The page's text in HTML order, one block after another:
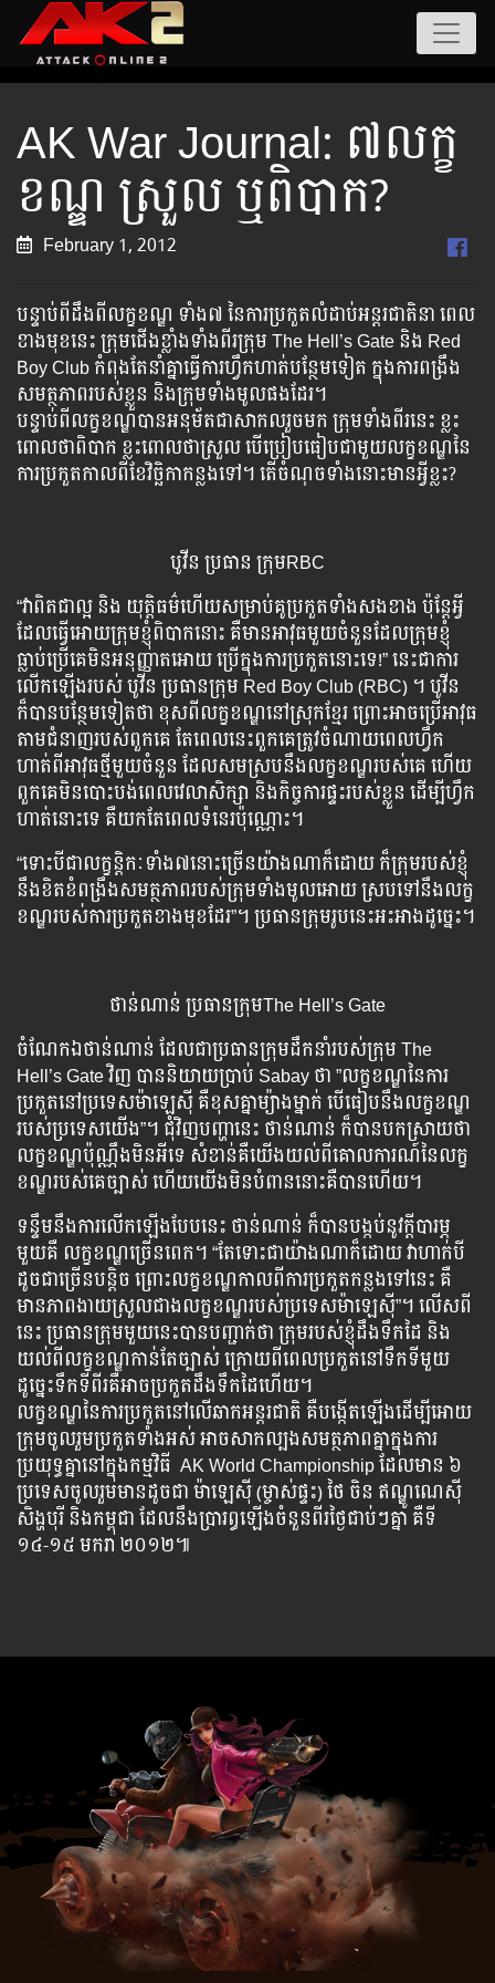
AK War Journal: ៧លក្ខ
ខណ្ឌ ស្រួល ឬ​ពិបាក?
February 1, 2012
បន្ទាប់​ពី​ដឹង​ពី​លក្ខខណ្ឌ ​ទាំង​៧ នៃ​ការ​ប្រកួត​លំដាប់​អន្តរជាតិ​នា​ ពេល​
ខាង​មុខ​នេះ ក្រុម​ជើង​ខ្លាំង​ទាំង​ពីរ​ក្រុម The Hell’s Gate និង Red
Boy Club កំពុង​តែ​នាំ​គ្នា​ធ្វើ​ការ​ហ្វឹក​ហាត់​បន្ថែម​ទៀត ក្នុង​ការ​ពង្រឹង​
សមត្ថភាព​របស់​ខ្លួន​ និង​ក្រុម​ទាំង​មូល​ផង​ដែរ។
បន្ទាប់​ពី​​លក្ខខណ្ឌ​បាន​អនុម័ត​ជាសាកល​​រួច​មក​ ក្រុម​ទាំង​ពីរ​នេះ ខ្លះ​
ពោល​ថា​ពិបាក ខ្លះ​ពោល​ថា​ស្រួល បើ​ប្រៀប​ធៀប​ជាមួយ​លក្ខខណ្ឌ​នៃ​
ការ​ប្រកួត​កាល​ពី​ខែ​វិច្ឆិកា​កន្លង​ទៅ។ តើ​ចំណុច​​ទាំង​នោះ​មាន​អ្វី​ខ្លះ?
បូវីន ប្រធាន ក្រុមRBC
“វា​ពិត​ជា​ល្អ​ និង យុត្តិធម៌​ហើយ​សម្រាប់​គូ​ប្រកួត​ទាំង​សងខាង ប៉ុន្តែ​អ្វី​
ដែល​ធ្វើ​អោយ​ក្រុម​ខ្ញុំ​ពិបាក​នោះ គឺ​មាន​អាវុធ​មួយ​ចំនួន​ដែល​ក្រុម​ខ្ញុំ​
ធ្លាប់​ប្រើ​គេ​មិន​អនុញ្ញាត​អោយ​ ប្រើ​ក្នុង​ការ​ប្រកួត​នោះ​ទេ!” នេះ​ជា​ការ​
លើក​ឡើង​របស់ បូវីន​ ​ប្រធាន​ក្រុម​ Red Boy Club (RBC) ។ បូវីន​
ក៏បាន​បន្ថែម​ទៀត​ថា ខុស​ពី​លក្ខខណ្ឌ​នៅ​ស្រុក​ខ្មែរ ព្រោះ​អាច​ប្រើ​អាវុធ​
តាម​ជំនាញ​របស់​ពួក​គេ តែ​ពេល​នេះ​ពួក​គេ​ត្រូវ​ចំណាយ​ពេល​ហ្វឹក​
ហាត់​ពី​អាវុធ​ថ្មី​មួយ​ចំនួន​ ដែល​សមស្រប​នឹង​លក្ខខណ្ឌ​របស់​គេ ហើយ​
ពួក​គេ​មិន​បោះ​បង់​ពេល​វេលា​សិក្សា​ និង​កិច្ចការ​ផ្ទះ​របស់​ខ្លួន​ ដើម្បី​ហ្វឹក​
ហាត់​នោះ​ទេ គឺ​យក​តែ​ពេល​ទំនេរ​ប៉ុណ្ណោះ។
“ទោះ​បី​ជា​លក្ខន្តិកៈ​ទាំង​៧​នោះ​ច្រើន​យ៉ាង​ណា​ក៏ដោយ ក៏​ក្រុម​របស់​ខ្ញុំ​
នឹង​ខិត​ខំ​ពង្រឹង​សមត្ថភាព​របស់​ក្រុម​ទាំង​មូល​អោយ​ ស្រប​ទៅ​នឹង​លក្ខ
ខណ្ឌ​របស់​ការ​ប្រកួត​ខាង​មុខ​ដែរ”។ ប្រធាន​ក្រុម​រូប​នេះអះអាង​ដូច្នេះ។
ថាន់ណាន់ ប្រធានក្រុមThe Hell’s Gate
ចំណែក​ឯថាន់​ណាន់ ដែល​ជា​ប្រធាន​ក្រុម​ដឹក​នាំ​របស់​ក្រុម The
Hell’s Gate វិញ បាន​និយាយ​ប្រាប់​ Sabay ថា ”លក្ខខណ្ឌ​នៃ​ការ​
ប្រកួត​នៅ​ប្រទេស​ម៉ាឡេស៊ី គឺ​ខុស​គ្នា​ម្យ៉ាងម្នាក់​ បើ​ធៀប​នឹង​លក្ខខណ្ឌ​
របស់​ប្រទេស​យើង”។ ជុំវិញ​បញ្ហា​នេះ ថាន់ណាន់ ក៏​បាន​បកស្រាយ​ថា
លក្ខខណ្ឌ​ប៉ុណ្ណឹង​​មិន​អី​ទេ សំខាន់​គឺ​យើង​យល់​ពី​គោលការណ៍​នៃ​លក្ខ
ខណ្ឌ​របស់​គេ​ច្បាស់ ហើយ​យើង​មិន​បំពាន​នោះ​គឺ​បាន​ហើយ។
ទន្ទឹម​នឹង​ការ​លើក​ឡើង​បែប​នេះ ថាន់ណាន់ ក៏​បាន​បង្កប់​នូវ​ក្ដី​បារម្ភ​
មួយ​គឺ លក្ខខណ្ឌ​ច្រើន​ពេក។ “តែ​ទោះ​ជា​យ៉ាង​ណា​ក៏ដោយ វា​ហាក់​បី​
ដូច​ជា​ច្រើន​បន្តិច ព្រោះ​លក្ខខណ្ឌ​កាល​ពី​ការ​ប្រកួត​កន្លង​ទៅ​នេះ​ គឺ​
មាន​ភាព​ងាយ​ស្រួល​ជាង​លក្ខខណ្ឌ​របស់​ប្រទេស​ម៉ាឡេស៊ី”។ លើស​ពី​
នេះ ប្រធាន​ក្រុម​មួយ​នេះ​បាន​បញ្ជាក់​ថា ក្រុម​របស់​ខ្ញុំ​ដឹង​ទឹក​ដៃ និង​
យល់​ពី​លក្ខខណ្ឌ​កាន់​តែ​ច្បាស់​ ក្រោយ​ពី​ពេល​ប្រកួត​នៅ​ទឹក​ទី​មួយ
ដូច្នេះ​ទឹក​ទី​ពីរ​គឺ​អាច​ប្រកួត​ដឹង​ទឹក​ដៃ​ហើយ។
លក្ខខណ្ឌ​នៃ​ការ​ប្រកួត​នៅ​លើ​ឆាក​អន្តរជាតិ​ គឺ​បង្កើត​ឡើង​ដើម្បី​អោយ​
ក្រុម​ចូល​រួម​ប្រកួត​ទាំងអស់ អាច​សាក​ល្បង​សមត្ថភាព​គ្នា​ក្នុង​ការ​
ប្រយុទ្ធ​គ្នា​នៅ​ក្នុង​កម្មវិធី ​ AK World Championship ដែល​មាន​ ៦
ប្រទេស​ចូល​រួម​មាន​ដូច​ជា ម៉ាឡេស៊ី (ម្ចាស់​ផ្ទះ) ថៃ ចិន ឥណ្ឌូណេស៊ី
សិង្ហបុរី និង​កម្ពុជា ដែល​នឹង​ប្រារព្ធ​ឡើង​ចំនួន​ពីរ​ថ្ងៃ​ជាប់ៗ​គ្នា គឺ​ទី
១៤-១៥ មករា ២០១២៕